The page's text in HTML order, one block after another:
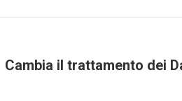
Next
Cambia il trattamento dei